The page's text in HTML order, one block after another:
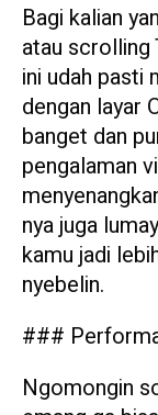
Bagi kalian
atau scrolling
ini udah pasti
dengan layar
banget dan
pengalaman
nya juga
kamu jadi
nyebelin.
###
Ngomongin